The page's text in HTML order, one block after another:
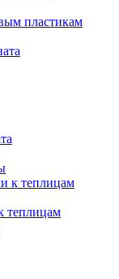
пластикам
к теплицам
теплицам